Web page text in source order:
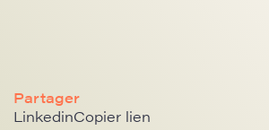
Partager
LinkedinCopier lien